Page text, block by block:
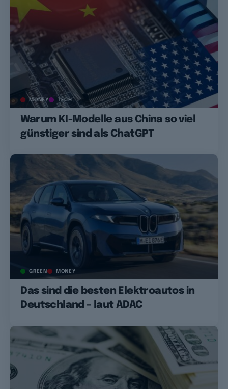
MONEY TECH
Warum KI-Modelle aus China so viel
günstiger sind als ChatGPT
GREEN MONEY
Das sind die besten Elektroautos in
Deutschland – laut ADAC